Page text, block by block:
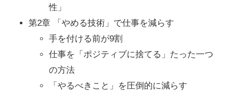
性」
第2章 「やめる技術」で仕事を減らす
手を付ける前が9割
仕事を「ポジティブに捨てる」たった一つ
の方法
「やるべきこと」を圧倒的に減らす